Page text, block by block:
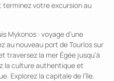
votre excursion au
Mykonos : voyage d’une
au nouveau port de Tourlos sur
traversez la mer Égée jusqu’à
la culture authentique et
Explorez la capitale de l’île.